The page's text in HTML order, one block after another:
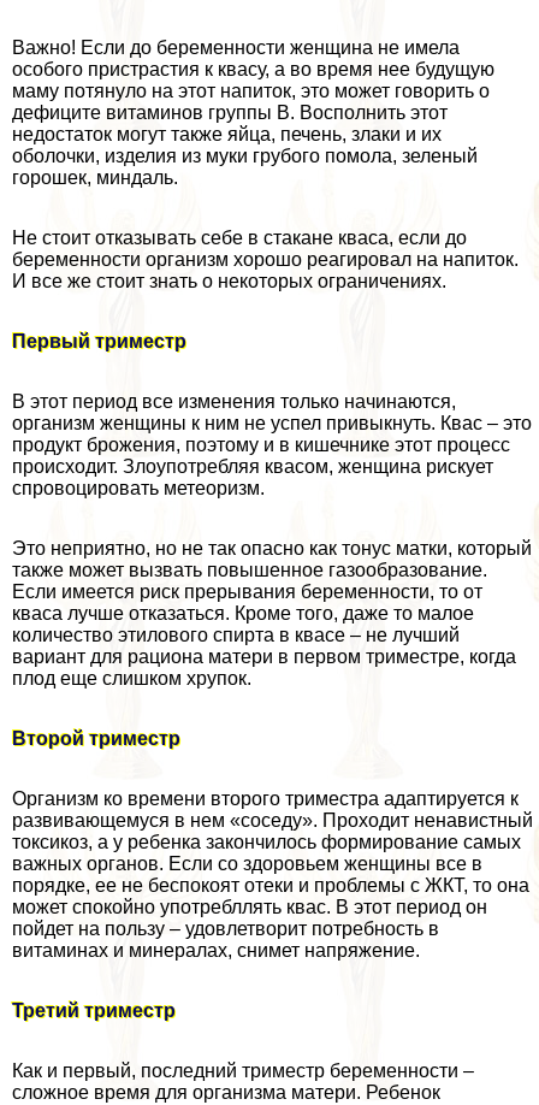
Важно! Если до беременности женщина не имела
особого пристрастия к квасу, а во время нее будущую
маму потянуло на этот напиток, это может говорить о
дефиците витаминов группы В. Восполнить этот
недостаток могут также яйца, печень, злаки и их
оболочки, изделия из муки грубого помола, зеленый
горошек, миндаль.
Не стоит отказывать себе в стакане кваса, если до
беременности организм хорошо реагировал на напиток.
И все же стоит знать о некоторых ограничениях.
Первый триместр
В этот период все изменения только начинаются,
организм женщины к ним не успел привыкнуть. Квас – это
продукт брожения, поэтому и в кишечнике этот процесс
происходит. Злоупотрeбляя квасом, женщина рискует
спровоцировать метеоризм.
Это неприятно, но не так опасно как тонус матки, который
также может вызвать повышенное газообразование.
Если имеется риск прерывания беременности, то от
кваса лучше отказаться. Кроме того, даже то малое
количество этилового спирта в квасе – не лучший
вариант для рациона матери в первом триместре, когда
плод еще слишком хрупок.
Второй триместр
Организм ко времени второго триместра адаптируется к
развивающемуся в нем «соседу». Проходит ненавистный
токсикоз, а у ребенка закончилось формирование самых
важных органов. Если со здоровьем женщины все в
порядке, ее не беспокоят отеки и проблемы с ЖКТ, то она
может спокойно употрeбллять квас. В этот период он
пойдет на пользу – удовлетворит потребность в
витаминах и минералах, снимет напряжение.
Третий триместр
Как и первый, последний триместр беременности –
сложное время для организма матери. Ребенок